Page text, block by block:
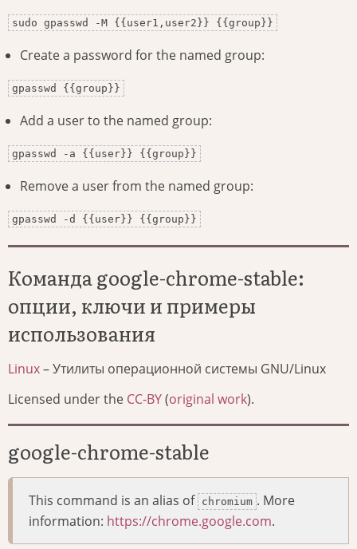
sudo gpasswd -M {{user1,user2}} {{group}}
Create a password for the named group:
gpasswd {{group}}
Add a user to the named group:
gpasswd -a {{user}} {{group}}
Remove a user from the named group:
gpasswd -d {{user}} {{group}}
Команда google-chrome-stable:
опции, ключи и примеры
использования
Linux– Утилиты операционной системы GNU/Linux
Licensed under the CC-BY(original work).
google-chrome-stable
This command is an alias of chromium . More
information: https://chrome.google.com.